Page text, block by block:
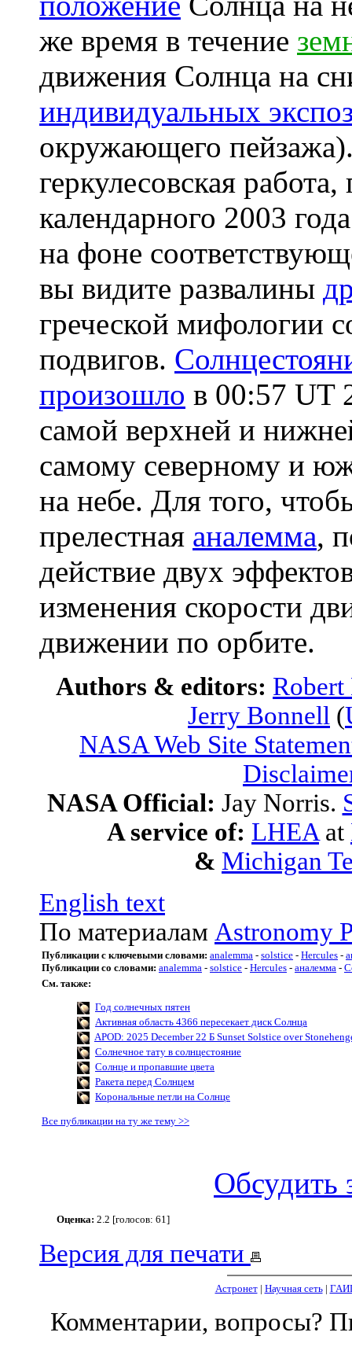
же время в течение
движения Солнца на
индивидуальных
окружающего
геркулесовская
календарного 2003
на фоне
вы видите развалины
греческой мифологии
подвигов.
произошло в 00:57 UT
самой верхней и
самому северному и
на небе. Для того,
прелестная аналемма,
действие двух
изменения скорости
движении по орбите.
Authors & editors:
Jerry Bonnell (
NASA Web Site
NASA Official: Jay Norris.
A service of: LHEA at
& Michigan
English text
По материалам Astronomy
Публикации с ключевыми словами: analemma - solstice - Hercules -
Публикации со словами: analemma - solstice - Hercules - аналемма -
См. также:
Год солнечных пятен
Активная область 4366 пересекает диск Солнца
APOD: 2025 December 22 Б Sunset Solstice over
Солнечное тату в солнцестояние
Солнце и пропавшие цвета
Ракета перед Солнцем
Корональные петли на Солнце
Все публикации на ту же тему >>
Обсудить
Оценка: 2.2 [голосов: 61]
Версия для печати
Астронет| Научная сеть|
Комментарии, вопросы?